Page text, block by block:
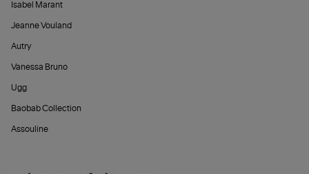
Isabel Marant
Jeanne Vouland
Autry
Vanessa Bruno
Ugg
Baobab Collection
Assouline